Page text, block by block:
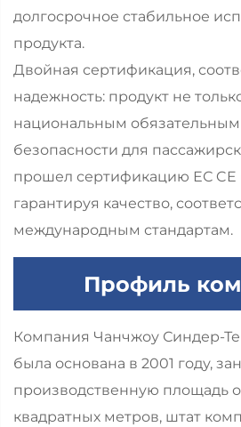
долгосрочное стабильное
продукта.
Двойная сертификация,
надежность: продукт не
национальным обязательным
безопасности для
прошел сертификацию ЕС CE
гарантируя качество,
международным стандартам.
Профиль
Компания Чанчжоу Синдер-
была основана в 2001 году,
производственную площадь
квадратных метров, штат